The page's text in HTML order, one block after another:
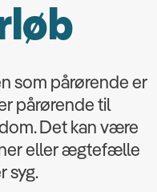
som pårørende er
pårørende til
Det kan være
eller ægtefælle
syg.